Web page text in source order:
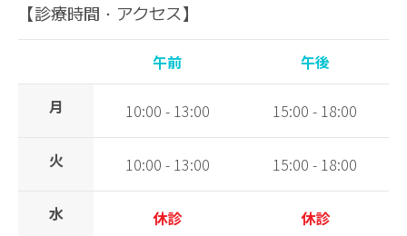
【診療時間・アクセス】
午前 午後
月 10:00 - 13:00 15:00 - 18:00
火 10:00 - 13:00 15:00 - 18:00
水 休診 休診